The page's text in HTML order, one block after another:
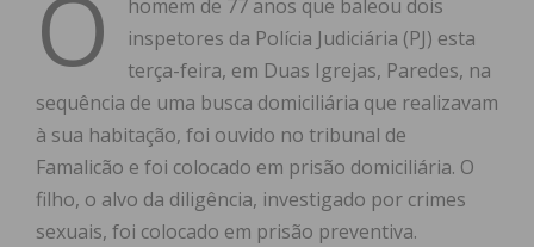
O
homem de 77 anos que baleou dois
inspetores da Polícia Judiciária (PJ) esta
terça-feira, em Duas Igrejas, Paredes, na
sequência de uma busca domiciliária que realizavam
à sua habitação, foi ouvido no tribunal de
Famalicão e foi colocado em prisão domiciliária. O
filho, o alvo da diligência, investigado por crimes
sexuais, foi colocado em prisão preventiva.